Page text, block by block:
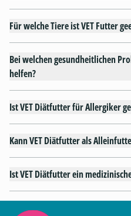
Für welche Tiere ist VET Futter
Bei welchen gesundheitlichen
helfen?
Ist VET Diätfutter für Allergiker
Kann VET Diätfutter als
Ist VET Diätfutter ein